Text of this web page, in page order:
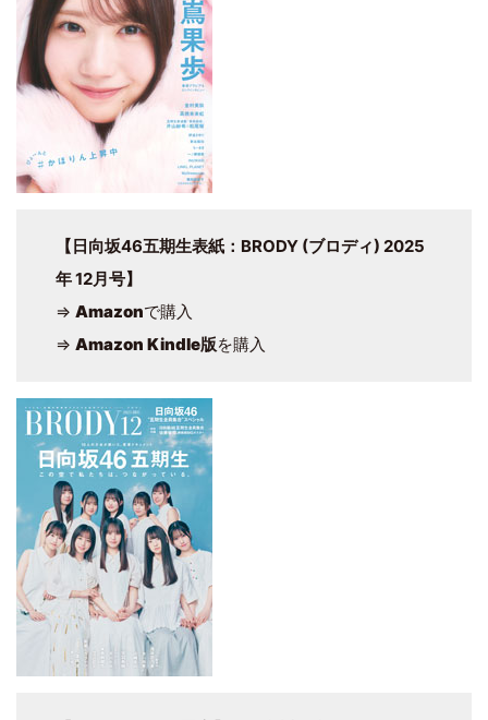
【日向坂46五期生表紙：BRODY (ブロディ) 2025
年 12月号】
⇒ Amazonで購入
⇒ Amazon Kindle版を購入